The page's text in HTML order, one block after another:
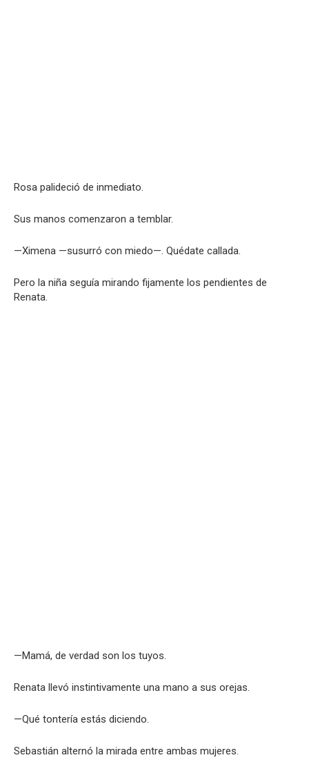
Rosa palideció de inmediato.
Sus manos comenzaron a temblar.
—Ximena —susurró con miedo—. Quédate callada.
Pero la niña seguía mirando fijamente los pendientes de
Renata.
—Mamá, de verdad son los tuyos.
Renata llevó instintivamente una mano a sus orejas.
—Qué tontería estás diciendo.
Sebastián alternó la mirada entre ambas mujeres.